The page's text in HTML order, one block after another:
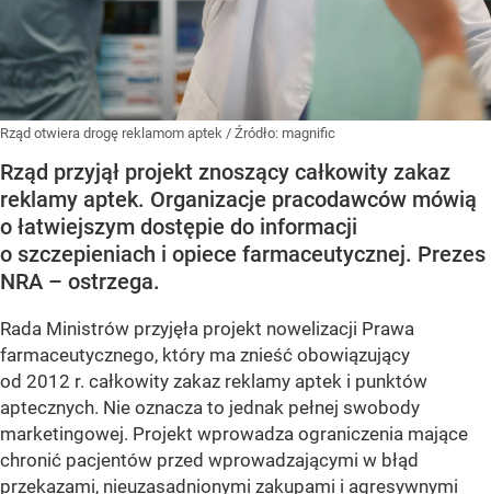
Rząd otwiera drogę reklamom aptek / Źródło: magnific
Rząd przyjął projekt znoszący całkowity zakaz
reklamy aptek. Organizacje pracodawców mówią
o łatwiejszym dostępie do informacji
o szczepieniach i opiece farmaceutycznej. Prezes
NRA – ostrzega.
Rada Ministrów przyjęła projekt nowelizacji Prawa
farmaceutycznego, który ma znieść obowiązujący
od 2012 r. całkowity zakaz reklamy aptek i punktów
aptecznych. Nie oznacza to jednak pełnej swobody
marketingowej. Projekt wprowadza ograniczenia mające
chronić pacjentów przed wprowadzającymi w błąd
przekazami, nieuzasadnionymi zakupami i agresywnymi